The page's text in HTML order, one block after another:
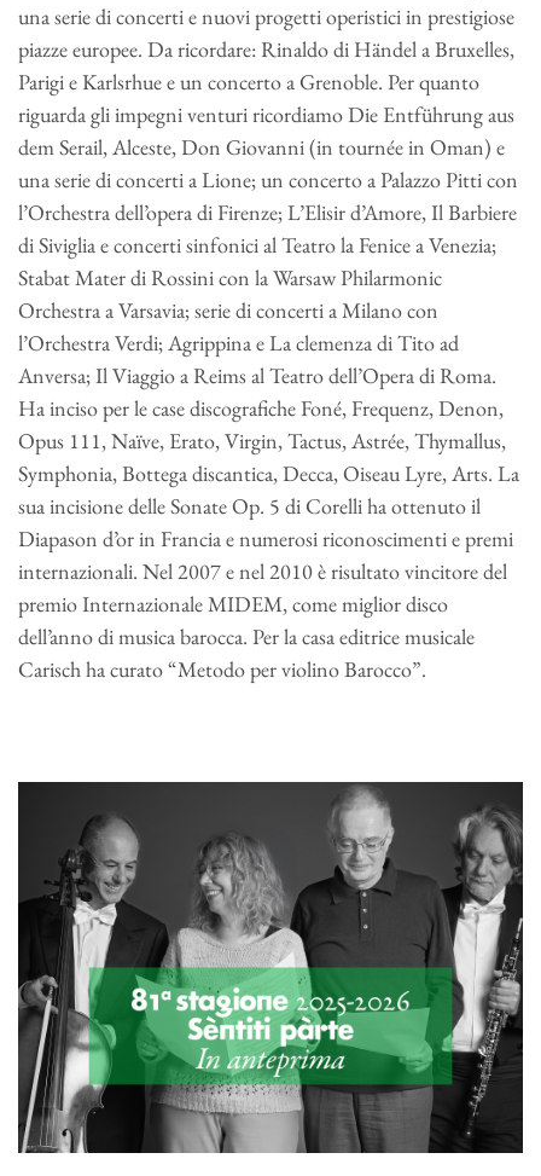
una serie di concerti e nuovi progetti operistici in prestigiose
piazze europee. Da ricordare: Rinaldo di Händel a Bruxelles,
Parigi e Karlsrhue e un concerto a Grenoble. Per quanto
riguarda gli impegni venturi ricordiamo Die Entführung aus
dem Serail, Alceste, Don Giovanni (in tournée in Oman) e
una serie di concerti a Lione; un concerto a Palazzo Pitti con
l’Orchestra dell’opera di Firenze; L’Elisir d’Amore, Il Barbiere
di Siviglia e concerti sinfonici al Teatro la Fenice a Venezia;
Stabat Mater di Rossini con la Warsaw Philarmonic
Orchestra a Varsavia; serie di concerti a Milano con
l’Orchestra Verdi; Agrippina e La clemenza di Tito ad
Anversa; Il Viaggio a Reims al Teatro dell’Opera di Roma.
Ha inciso per le case discografiche Foné, Frequenz, Denon,
Opus 111, Naïve, Erato, Virgin, Tactus, Astrée, Thymallus,
Symphonia, Bottega discantica, Decca, Oiseau Lyre, Arts. La
sua incisione delle Sonate Op. 5 di Corelli ha ottenuto il
Diapason d’or in Francia e numerosi riconoscimenti e premi
internazionali. Nel 2007 e nel 2010 è risultato vincitore del
premio Internazionale MIDEM, come miglior disco
dell’anno di musica barocca. Per la casa editrice musicale
Carisch ha curato “Metodo per violino Barocco”.